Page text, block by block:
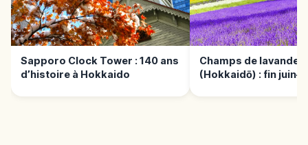
Sapporo Clock Tower : 140 ans
d’histoire à Hokkaido
Champs de lavande
(Hokkaidō) : fin